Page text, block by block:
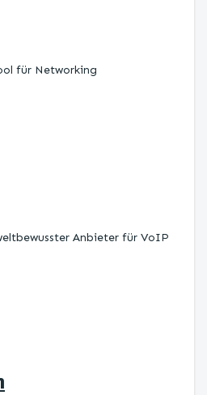
für Networking
Anbieter für VoIP